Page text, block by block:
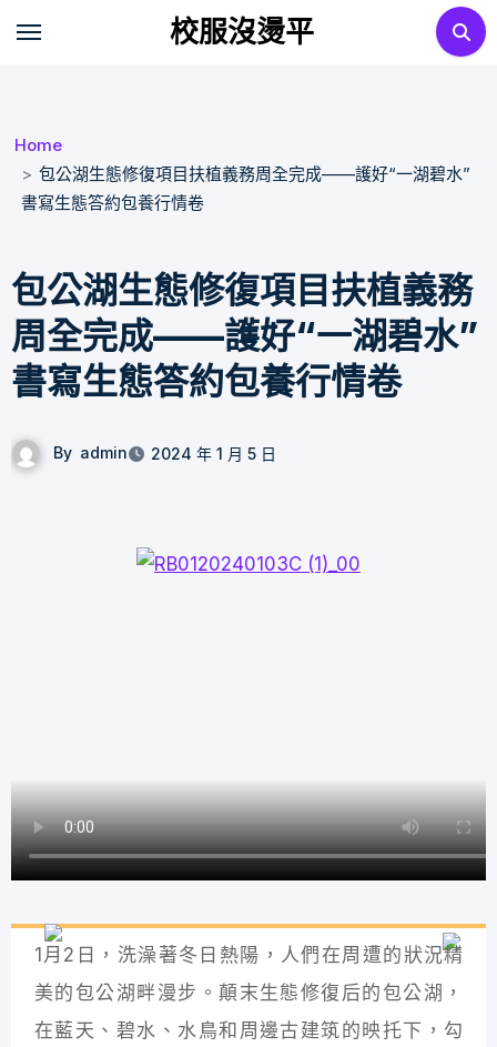
校服沒燙平
Home
包公湖生態修復項目扶植義務周全完成——護好“一湖碧水”
書寫生態答約包養行情卷
包公湖生態修復項目扶植義務
周全完成——護好“一湖碧水”
書寫生態答約包養行情卷
By admin 2024 年 1 月 5 日
1月2日，洗澡著冬日熱陽，人們在周遭的狀況精
美的包公湖畔漫步。顛末生態修復后的包公湖，
在藍天、碧水、水鳥和周邊古建筑的映托下，勾